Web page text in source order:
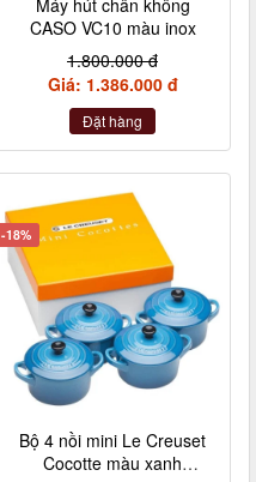
CASO VC10 màu inox
1.800.000 đ
Giá: 1.386.000 đ
Đặt hàng
-18%
Bộ 4 nồi mini Le Creuset
Cocotte màu xanh